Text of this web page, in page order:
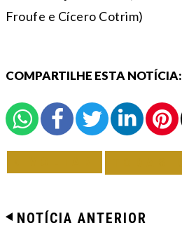
Froufe e Cícero Cotrim)
COMPARTILHE ESTA NOTÍCIA:
NOTÍCIA ANTERIOR